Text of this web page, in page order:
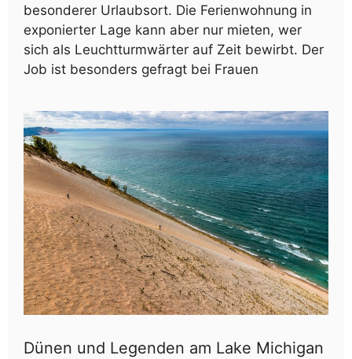
besonderer Urlaubsort. Die Ferienwohnung in
exponierter Lage kann aber nur mieten, wer
sich als Leuchtturmwärter auf Zeit bewirbt. Der
Job ist besonders gefragt bei Frauen
Dünen und Legenden am Lake Michigan